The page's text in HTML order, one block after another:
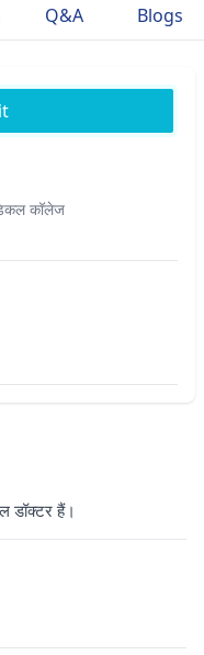
Q&A Blogs
कॉलेज
डॉक्टर हैं।